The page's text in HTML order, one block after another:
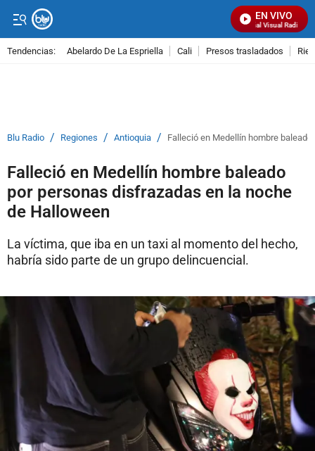
EN VIVO
Señal Visual Radio
Tendencias: Abelardo De La Espriella Cali Presos trasladados
Blu Radio / Regiones / Antioquia / Falleció en Medellín hombre
Falleció en Medellín hombre baleado
por personas disfrazadas en la noche
de Halloween
La víctima, que iba en un taxi al momento del hecho,
habría sido parte de un grupo delincuencial.